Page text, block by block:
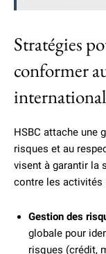
Stratégies
conformer
HSBC attache une
risques et au
visent à garantir la
contre les activités
Gestion des
globale pour
risques (crédit,